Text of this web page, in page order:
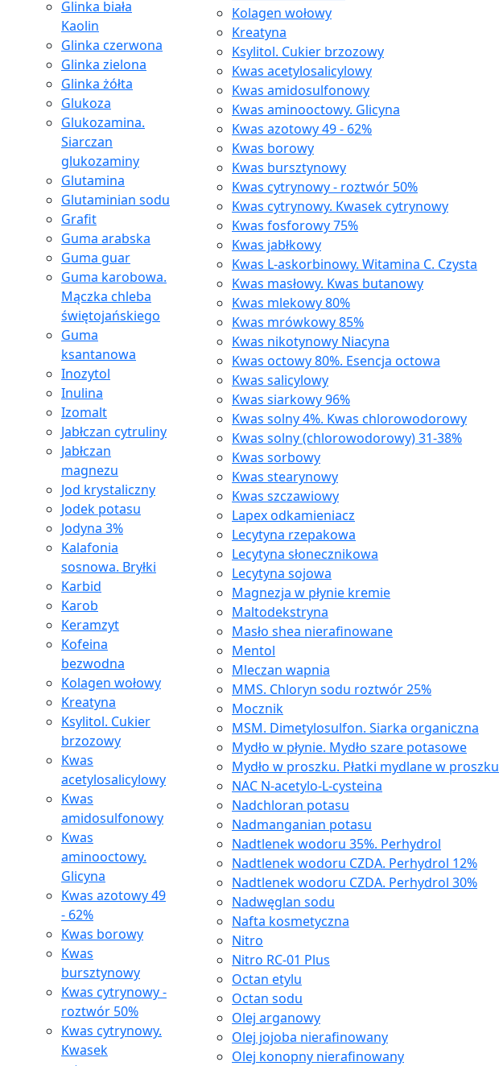
Glinka biała
Kaolin
Glinka czerwona
Glinka zielona
Glinka żółta
Glukoza
Glukozamina.
Siarczan
glukozaminy
Glutamina
Glutaminian sodu
Grafit
Guma arabska
Guma guar
Guma karobowa.
Mączka chleba
świętojańskiego
Guma
ksantanowa
Inozytol
Inulina
Izomalt
Jabłczan cytruliny
Jabłczan
magnezu
Jod krystaliczny
Jodek potasu
Jodyna 3%
Kalafonia
sosnowa. Bryłki
Karbid
Karob
Keramzyt
Kofeina
bezwodna
Kolagen wołowy
Kreatyna
Ksylitol. Cukier
brzozowy
Kwas
acetylosalicylowy
Kwas
amidosulfonowy
Kwas
aminooctowy.
Glicyna
Kwas azotowy 49
- 62%
Kwas borowy
Kwas
bursztynowy
Kwas cytrynowy -
roztwór 50%
Kwas cytrynowy.
Kwasek
Kolagen wołowy
Kreatyna
Ksylitol. Cukier brzozowy
Kwas acetylosalicylowy
Kwas amidosulfonowy
Kwas aminooctowy. Glicyna
Kwas azotowy 49 - 62%
Kwas borowy
Kwas bursztynowy
Kwas cytrynowy - roztwór 50%
Kwas cytrynowy. Kwasek cytrynowy
Kwas fosforowy 75%
Kwas jabłkowy
Kwas L-askorbinowy. Witamina C. Czysta
Kwas masłowy. Kwas butanowy
Kwas mlekowy 80%
Kwas mrówkowy 85%
Kwas nikotynowy Niacyna
Kwas octowy 80%. Esencja octowa
Kwas salicylowy
Kwas siarkowy 96%
Kwas solny 4%. Kwas chlorowodorowy
Kwas solny (chlorowodorowy) 31-38%
Kwas sorbowy
Kwas stearynowy
Kwas szczawiowy
Lapex odkamieniacz
Lecytyna rzepakowa
Lecytyna słonecznikowa
Lecytyna sojowa
Magnezja w płynie kremie
Maltodekstryna
Masło shea nierafinowane
Mentol
Mleczan wapnia
MMS. Chloryn sodu roztwór 25%
Mocznik
MSM. Dimetylosulfon. Siarka organiczna
Mydło w płynie. Mydło szare potasowe
Mydło w proszku. Płatki mydlane w proszku
NAC N-acetylo-L-cysteina
Nadchloran potasu
Nadmanganian potasu
Nadtlenek wodoru 35%. Perhydrol
Nadtlenek wodoru CZDA. Perhydrol 12%
Nadtlenek wodoru CZDA. Perhydrol 30%
Nadwęglan sodu
Nafta kosmetyczna
Nitro
Nitro RC-01 Plus
Octan etylu
Octan sodu
Olej arganowy
Olej jojoba nierafinowany
Olej konopny nierafinowany